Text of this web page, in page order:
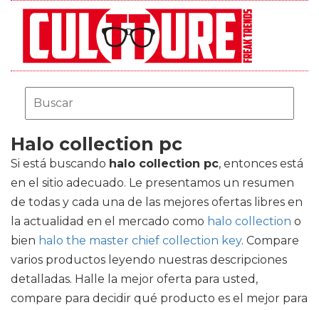
Halo collection pc
Si está buscando halo collection pc, entonces está
en el sitio adecuado. Le presentamos un resumen
de todas y cada una de las mejores ofertas libres en
la actualidad en el mercado como halo collection o
bien halo the master chief collection key. Compare
varios productos leyendo nuestras descripciones
detalladas. Halle la mejor oferta para usted,
compare para decidir qué producto es el mejor para